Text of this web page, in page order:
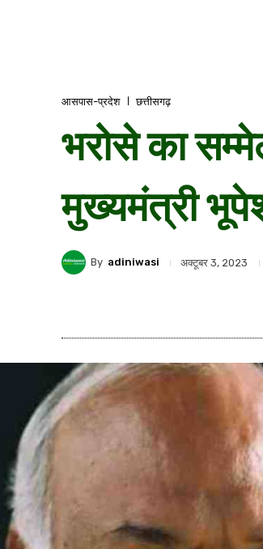
आसपास-प्रदेश छत्तीसगढ़
भरोसे का
मुख्यमंत्री
By adiniwasi अक्टूबर 3, 2023